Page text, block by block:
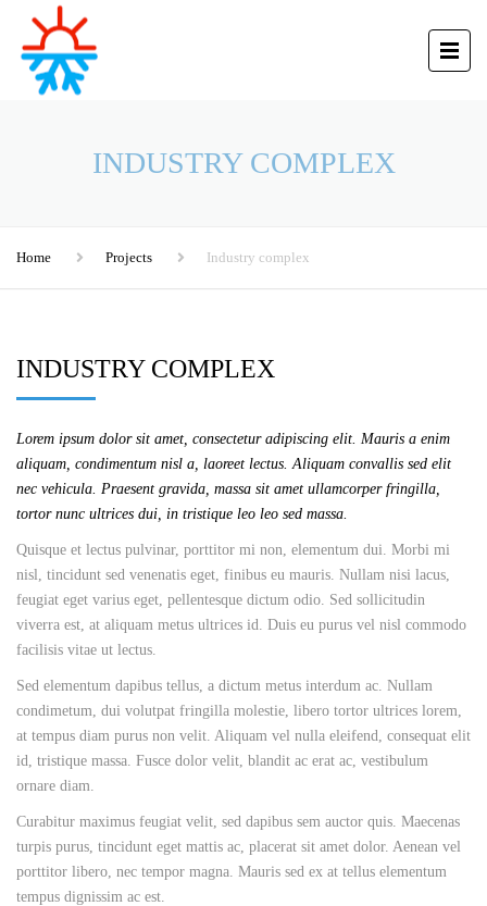
INDUSTRY COMPLEX
Home Projects Industry complex
INDUSTRY COMPLEX
Lorem ipsum dolor sit amet, consectetur adipiscing elit. Mauris a enim
aliquam, condimentum nisl a, laoreet lectus. Aliquam convallis sed elit
nec vehicula. Praesent gravida, massa sit amet ullamcorper fringilla,
tortor nunc ultrices dui, in tristique leo leo sed massa.
Quisque et lectus pulvinar, porttitor mi non, elementum dui. Morbi mi
nisl, tincidunt sed venenatis eget, finibus eu mauris. Nullam nisi lacus,
feugiat eget varius eget, pellentesque dictum odio. Sed sollicitudin
viverra est, at aliquam metus ultrices id. Duis eu purus vel nisl commodo
facilisis vitae ut lectus.
Sed elementum dapibus tellus, a dictum metus interdum ac. Nullam
condimetum, dui volutpat fringilla molestie, libero tortor ultrices lorem,
at tempus diam purus non velit. Aliquam vel nulla eleifend, consequat elit
id, tristique massa. Fusce dolor velit, blandit ac erat ac, vestibulum
ornare diam.
Curabitur maximus feugiat velit, sed dapibus sem auctor quis. Maecenas
turpis purus, tincidunt eget mattis ac, placerat sit amet dolor. Aenean vel
porttitor libero, nec tempor magna. Mauris sed ex at tellus elementum
tempus dignissim ac est.